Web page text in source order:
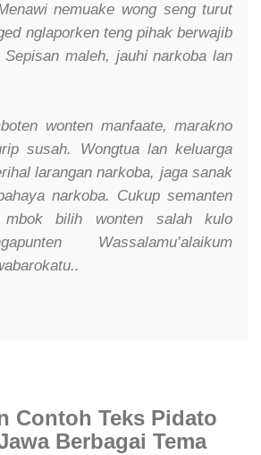
nemuake wong seng turut
nglaporken teng pihak berwajib
maleh, jauhi narkoba lan
wonten manfaate, marakno
susah. Wongtua lan keluarga
larangan narkoba, jaga sanak
narkoba. Cukup semanten
mbok bilih wonten salah kulo
Wassalamu’alaikum
Contoh Teks Pidato
Berbagai Tema